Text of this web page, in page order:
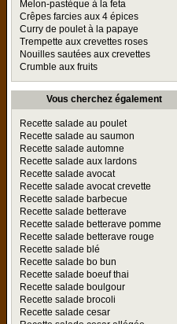
Melon-pastèque à la feta
Crêpes farcies aux 4 épices
Curry de poulet à la papaye
Trempette aux crevettes roses
Nouilles sautées aux crevettes
Crumble aux fruits
Vous cherchez également
Recette salade au poulet
Recette salade au saumon
Recette salade automne
Recette salade aux lardons
Recette salade avocat
Recette salade avocat crevette
Recette salade barbecue
Recette salade betterave
Recette salade betterave pomme
Recette salade betterave rouge
Recette salade blé
Recette salade bo bun
Recette salade boeuf thai
Recette salade boulgour
Recette salade brocoli
Recette salade cesar